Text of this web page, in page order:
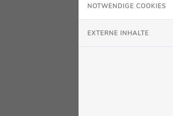
NOTWENDIGE COOKIES
EXTERNE INHALTE